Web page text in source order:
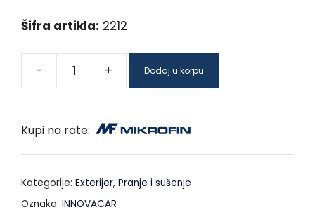
Šifra artikla: 2212
- + Dodaj u korpu
Kupi na rate:
Kategorije: Exterijer, Pranje i sušenje
Oznaka: INNOVACAR